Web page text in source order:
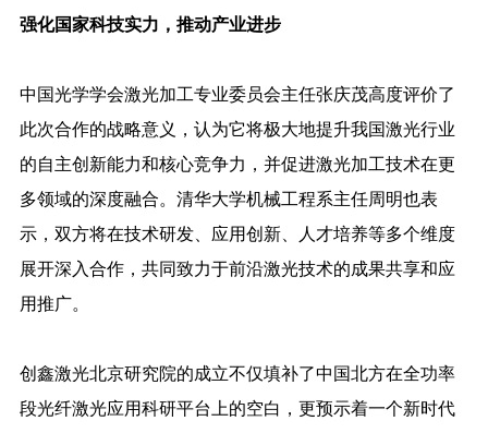
强化国家科技实力，推动产业进步
中国光学学会激光加工专业委员会主任张庆茂高度评价了
此次合作的战略意义，认为它将极大地提升我国激光行业
的自主创新能力和核心竞争力，并促进激光加工技术在更
多领域的深度融合。清华大学机械工程系主任周明也表
示，双方将在技术研发、应用创新、人才培养等多个维度
展开深入合作，共同致力于前沿激光技术的成果共享和应
用推广。
创鑫激光北京研究院的成立不仅填补了中国北方在全功率
段光纤激光应用科研平台上的空白，更预示着一个新时代